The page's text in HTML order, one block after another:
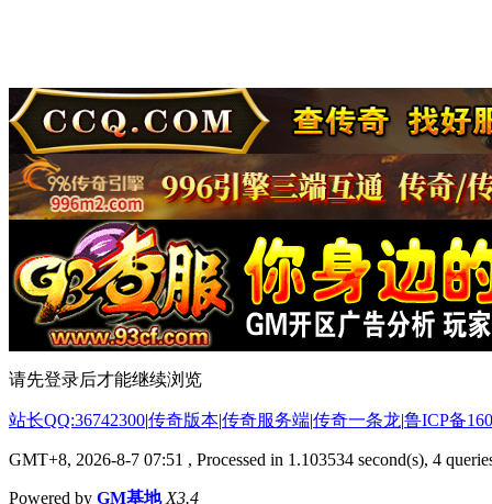
请先登录后才能继续浏览
站长QQ:36742300|传奇版本|传奇服务端|传奇一条龙|鲁ICP备
GMT+8, 2026-8-7 07:51 , Processed in 1.103534 second(s), 4
Powered by GM基地 X3.4